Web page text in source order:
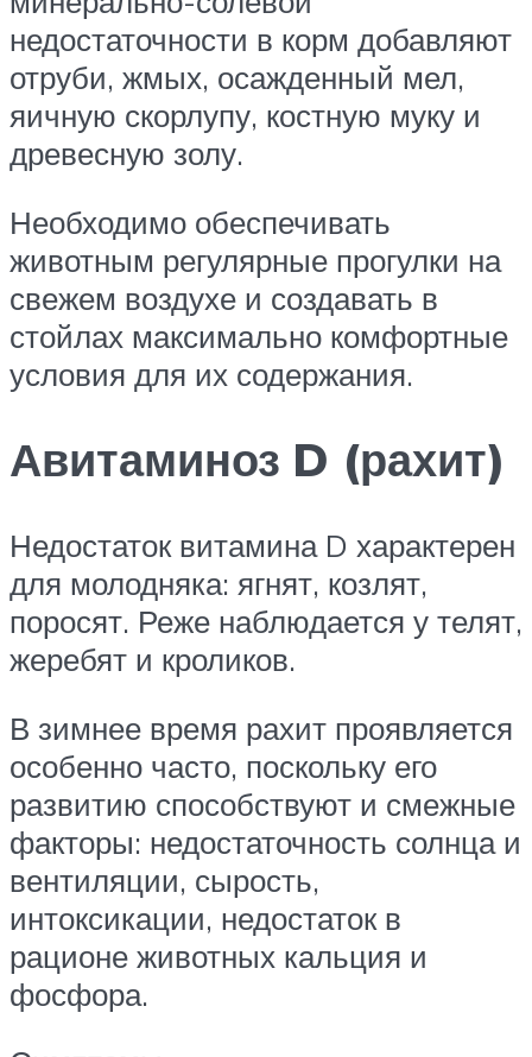
недостаточности в корм добавляют
отруби, жмых, осажденный мел,
яичную скорлупу, костную муку и
древесную золу.
Необходимо обеспечивать
животным регулярные прогулки на
свежем воздухе и создавать в
стойлах максимально комфортные
условия для их содержания.
Авитаминоз D (рахит)
Недостаток витамина D характерен
для молодняка: ягнят, козлят,
поросят. Реже наблюдается у телят,
жеребят и кроликов.
В зимнее время рахит проявляется
особенно часто, поскольку его
развитию способствуют и смежные
факторы: недостаточность солнца и
вентиляции, сырость,
интоксикации, недостаток в
рационе животных кальция и
фосфора.